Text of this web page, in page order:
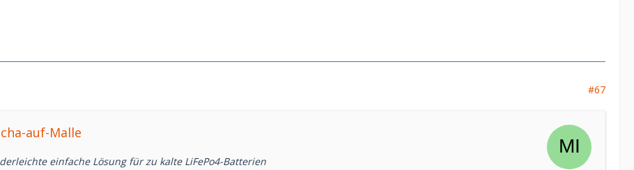
#67
auf-Malle
einfache Lösung für zu kalte LiFePo4-Batterien